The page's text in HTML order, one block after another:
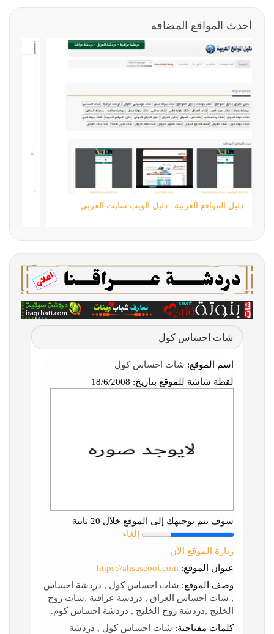
أحدث المواقع المضافه
دليل المواقع العربية | دليل الويب سايت العربي
شات احساس كول
اسم الموقع: شات احساس كول
لقطة شاشة للموقع بتاريخ:
سوف يتم توجيهك إلى الموقع خلال 20 ثانية
إلغاء
زيارة الموقع الآن
عنوان الموقع: https://ahsascool.com
وصف الموقع: شات احساس كول , دردشة احساس
, شات احساس العراق , دردشة عراقية ,شات روح
الخليج ,دردشة روح الخليج , دردشة احساس كوم.
كلمات مفتاحية: شات احساس كول , دردشة